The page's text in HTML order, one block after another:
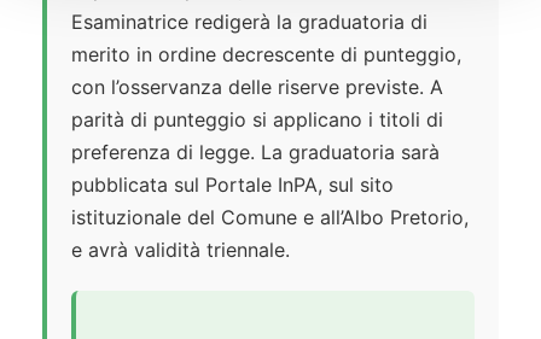
Esaminatrice redigerà la graduatoria di
merito in ordine decrescente di punteggio,
con l’osservanza delle riserve previste. A
parità di punteggio si applicano i titoli di
preferenza di legge. La graduatoria sarà
pubblicata sul Portale InPA, sul sito
istituzionale del Comune e all’Albo Pretorio,
e avrà validità triennale.